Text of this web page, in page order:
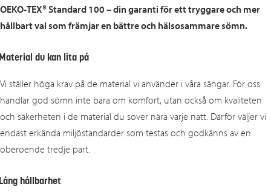
OEKO‑TEX® Standard 100 – din garanti för ett tryggare och mer
hållbart val som främjar en bättre och hälsosammare sömn.
du kan lita på
Vi ställer höga krav på de material vi använder i våra sängar. För oss
handlar god sömn inte bara om komfort, utan också om kvaliteten
och säkerheten i de material du sover nära varje natt. Därför väljer vi
endast erkända miljöstandarder som testas och godkänns av en
oberoende tredje part.
hållbarhet